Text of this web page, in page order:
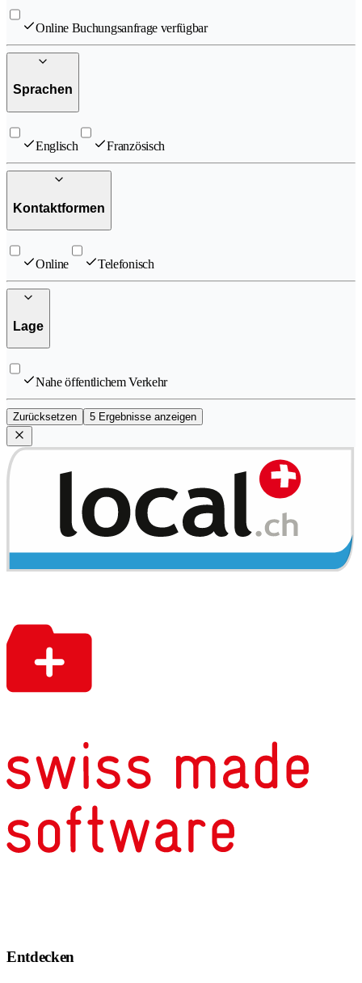
Online Buchungsanfrage verfügbar
Sprachen
Englisch Französisch
Kontaktformen
Online Telefonisch
Lage
Nahe öffentlichem Verkehr
Zurücksetzen 5 Ergebnisse anzeigen
Entdecken